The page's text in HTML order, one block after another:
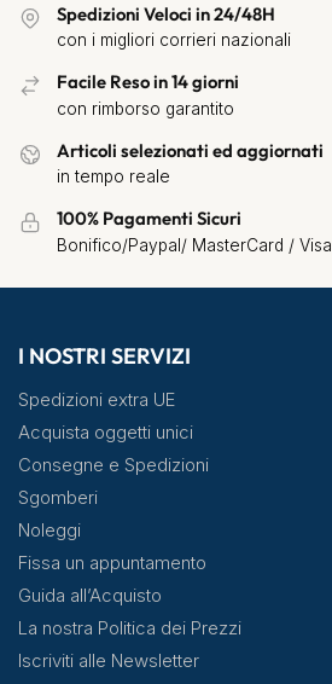
Spedizioni Veloci in 24/48H
con i migliori corrieri nazionali
Facile Reso in 14 giorni
con rimborso garantito
Articoli selezionati ed aggiornati
in tempo reale
100% Pagamenti Sicuri
Bonifico/Paypal/ MasterCard / Visa
I NOSTRI SERVIZI
Spedizioni extra UE
Acquista oggetti unici
Consegne e Spedizioni
Sgomberi
Noleggi
Fissa un appuntamento
Guida all’Acquisto
La nostra Politica dei Prezzi
Iscriviti alle Newsletter